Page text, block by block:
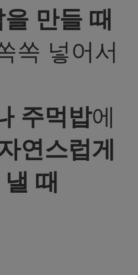
만들 때
쏙 넣어서
주먹밥에
연스럽게
때